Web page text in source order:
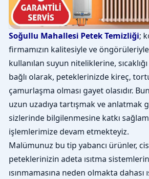
Soğullu Mahallesi Petek Temizliği;
firmamızın kalitesiyle ve
kullanılan suyun niteliklerine,
bağlı olarak, peteklerinizde kireç,
çamurlaşma olması gayet olasıdır.
uzun uzadıya tartışmak ve anlatmak
sizlerinde bilgilenmesine katkı
işlemlerimize devam etmekteyiz.
Malümunuz bu tip yabancı ürünler,
peteklerinizin adeta ısıtma
ısınmamasına neden olmakta dahası